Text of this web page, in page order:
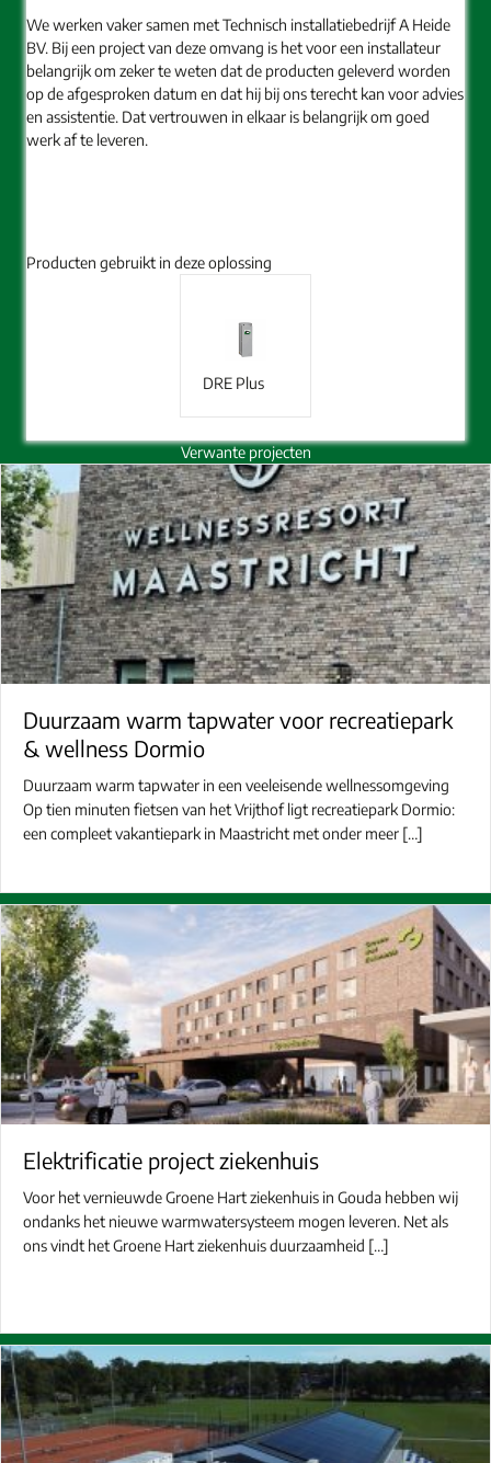
We werken vaker samen met Technisch installatiebedrijf A Heide
BV. Bij een project van deze omvang is het voor een installateur
belangrijk om zeker te weten dat de producten geleverd worden
op de afgesproken datum en dat hij bij ons terecht kan voor advies
en assistentie. Dat vertrouwen in elkaar is belangrijk om goed
werk af te leveren.
Producten gebruikt in deze oplossing
DRE Plus
Verwante projecten
Duurzaam warm tapwater voor recreatiepark
& wellness Dormio
Duurzaam warm tapwater in een veeleisende wellnessomgeving
Op tien minuten fietsen van het Vrijthof ligt recreatiepark Dormio:
een compleet vakantiepark in Maastricht met onder meer […]
Elektrificatie project ziekenhuis
Voor het vernieuwde Groene Hart ziekenhuis in Gouda hebben wij
ondanks het nieuwe warmwatersysteem mogen leveren. Net als
ons vindt het Groene Hart ziekenhuis duurzaamheid […]